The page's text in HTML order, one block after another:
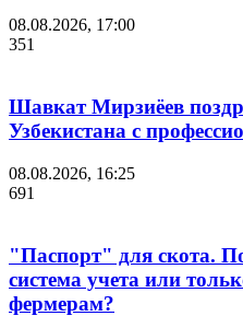
08.08.2026, 17:00
351
Шавкат Мирзиёев
Узбекистана с
08.08.2026, 16:25
691
"Паспорт" для скота.
система учета или
фермерам?